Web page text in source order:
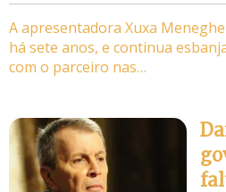
A apresentadora Xuxa
há sete anos, e continua
com o parceiro nas…